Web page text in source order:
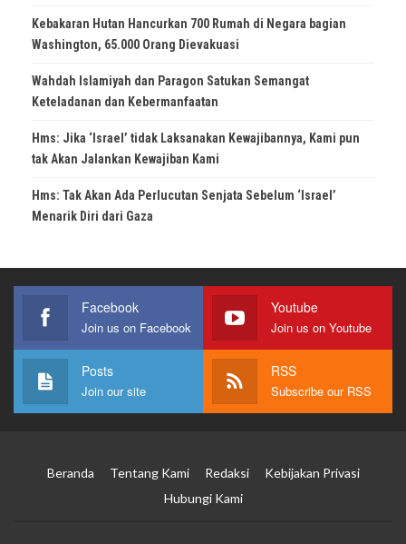
Kebakaran Hutan Hancurkan 700 Rumah di Negara bagian
Washington, 65.000 Orang Dievakuasi
Wahdah Islamiyah dan Paragon Satukan Semangat
Keteladanan dan Kebermanfaatan
Hms: Jika ‘Israel’ tidak Laksanakan Kewajibannya, Kami pun
tak Akan Jalankan Kewajiban Kami
Hms: Tak Akan Ada Perlucutan Senjata Sebelum ‘Israel’
Menarik Diri dari Gaza
Facebook
Join us on Facebook
Youtube
Join us on Youtube
Posts
Join our site
RSS
Subscribe our RSS
Beranda Tentang Kami Redaksi
Kebijakan Privasi
Hubungi Kami